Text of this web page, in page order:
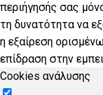
περιήγησής σας
τη δυνατότητα να
η εξαίρεση
επίδραση στην
Cookies ανάλυσης